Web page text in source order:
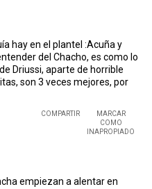
hay en el plantel :Acuña y
del Chacho, es como lo
Driussi, aparte de horrible
son 3 veces mejores, por
COMPARTIR
MARCAR
COMO
INAPROPIADO
empiezan a alentar en